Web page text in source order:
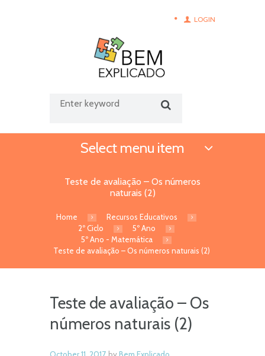
LOGIN
Select menu item
Teste de avaliação – Os números
naturais (2)
Home
Recursos Educativos
2º Ciclo
5º Ano
5º Ano - Matemática
Teste de avaliação – Os números naturais (2)
Teste de avaliação – Os
números naturais (2)